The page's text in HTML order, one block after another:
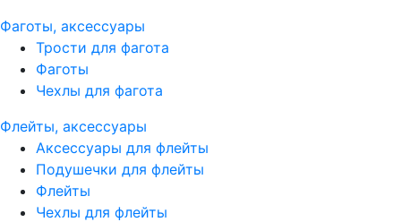
Фаготы, аксессуары
Трости для фагота
Фаготы
Чехлы для фагота
Флейты, аксессуары
Аксессуары для флейты
Подушечки для флейты
Флейты
Чехлы для флейты